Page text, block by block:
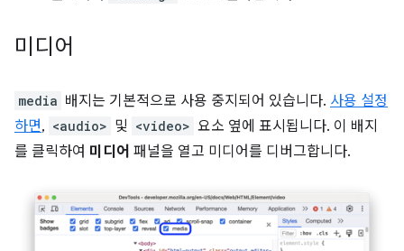
미디어
media 배지는 기본적으로 사용 중지되어 있습니다. 사용 설정
하면, <audio> 및 <video> 요소 옆에 표시됩니다. 이 배지
를 클릭하여 미디어 패널을 열고 미디어를 디버그합니다.